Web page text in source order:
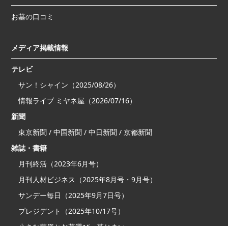
お墓の口コミ
メディア掲載情報
テレビ
サン！シャイン（2025/08/26）
情報ライブ ミヤネ屋（2026/07/16）
新聞
東京新聞 / 中国新聞 / 中日新聞 / 京都新聞
雑誌・書籍
月刊終活（2023年6月号）
月刊人材ビジネス（2025年8月号・9月号）
サンデー毎日（2025年9月7日号）
プレジデント（2025年10/17号）